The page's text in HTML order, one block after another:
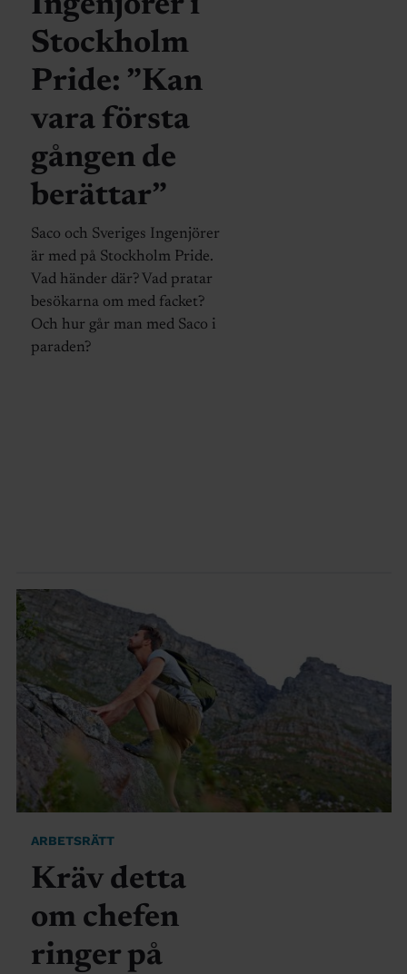
Stockholm
Pride: ”Kan
vara första
gången de
berättar”
Saco och Sveriges Ingenjörer
är med på Stockholm Pride.
Vad händer där? Vad pratar
besökarna om med facket?
Och hur går man med Saco i
paraden?
ARBETSRÄTT
Kräv detta
om chefen
ringer på